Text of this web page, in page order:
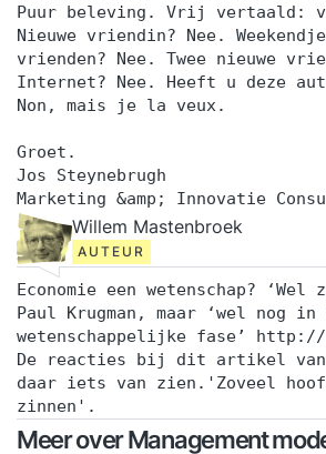
Puur beleving. Vrij vertaald:
Nieuwe vriendin? Nee.
vrienden? Nee. Twee nieuwe
Internet? Nee. Heeft u deze
Non, mais je la veux.
Groet.
Jos Steynebrugh
Marketing &amp; Innovatie
Willem Mastenbroek
AUTEUR
Economie een wetenschap?
Paul Krugman, maar ‘wel nog in
wetenschappelijke fase’ http://
De reacties bij dit artikel van
daar iets van zien.'Zoveel
zinnen'.
Meer over Management